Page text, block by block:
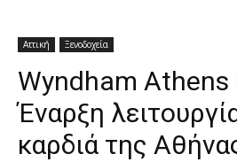
Αττική Ξενοδοχεία
Wyndham Athens
Έναρξη
καρδιά της